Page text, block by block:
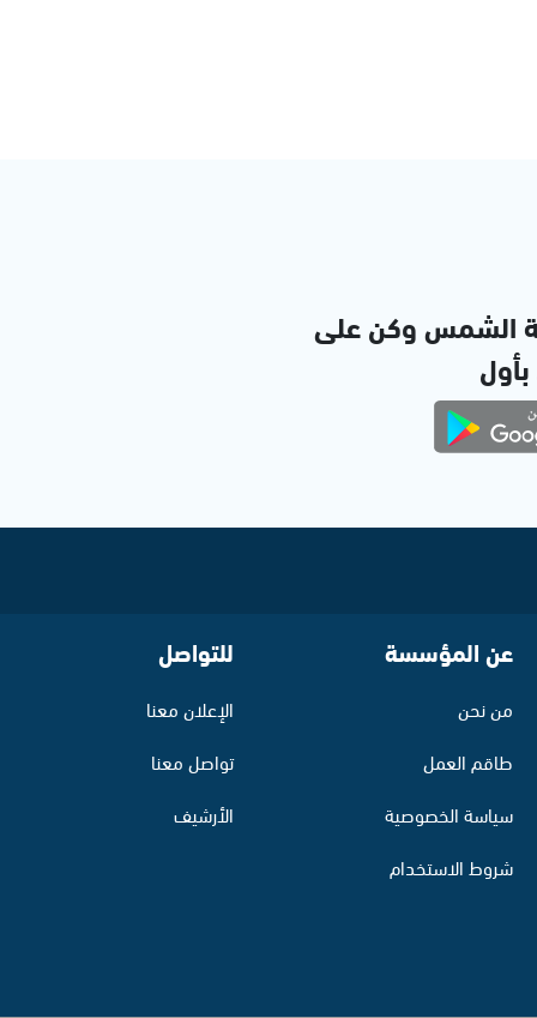
الشمس وكن على
بأول
عن المؤسسة
من نحن
طاقم العمل
سياسة الخصوصية
شروط الاستخدام
للتواصل
الإعلان معنا
تواصل معنا
الأرشيف